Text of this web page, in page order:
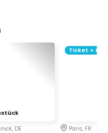
DE
Ticket +
Paris, FR